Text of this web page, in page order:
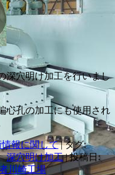
深穴明け加工を行いまし
心孔の加工にも使用され
報に関して| タグ:
深穴明け加工| 投稿日:
川崎工場